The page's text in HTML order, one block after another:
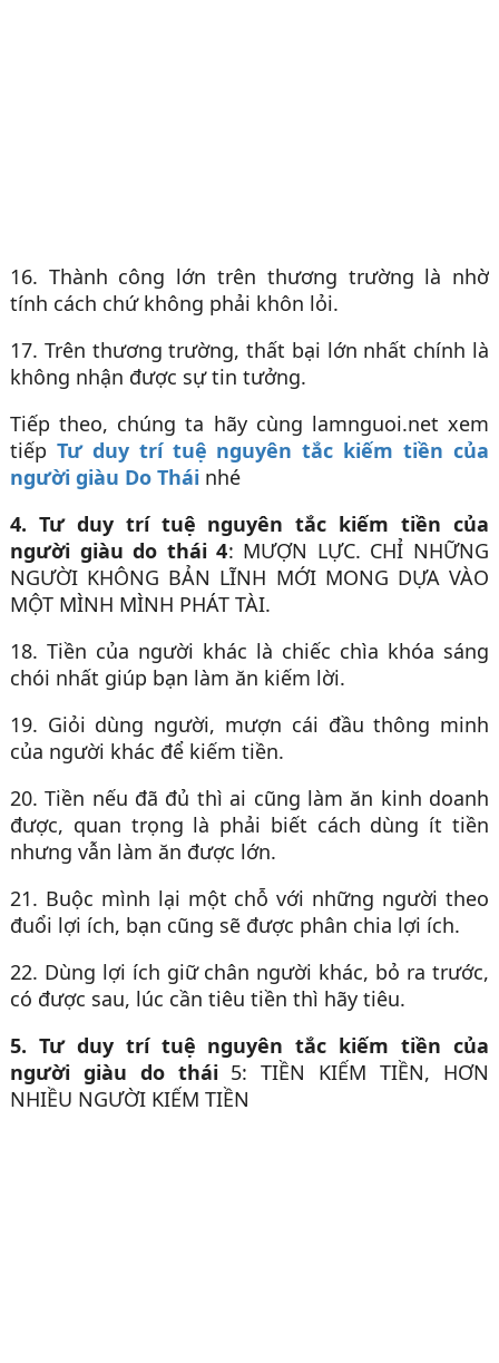
16. Thành công lớn trên thương trường là nhờ
tính cách chứ không phải khôn lỏi.
17. Trên thương trường, thất bại lớn nhất chính là
không nhận được sự tin tưởng.
Tiếp theo, chúng ta hãy cùng lamnguoi.net xem
tiếp Tư duy trí tuệ nguyên tắc kiếm tiền của
người giàu Do Thái nhé
4. Tư duy trí tuệ nguyên tắc kiếm tiền của
người giàu do thái 4: MƯỢN LỰC. CHỈ NHỮNG
NGƯỜI KHÔNG BẢN LĨNH MỚI MONG DỰA VÀO
MỘT MÌNH MÌNH PHÁT TÀI.
18. Tiền của người khác là chiếc chìa khóa sáng
chói nhất giúp bạn làm ăn kiếm lời.
19. Giỏi dùng người, mượn cái đầu thông minh
của người khác để kiếm tiền.
20. Tiền nếu đã đủ thì ai cũng làm ăn kinh doanh
được, quan trọng là phải biết cách dùng ít tiền
nhưng vẫn làm ăn được lớn.
21. Buộc mình lại một chỗ với những người theo
đuổi lợi ích, bạn cũng sẽ được phân chia lợi ích.
22. Dùng lợi ích giữ chân người khác, bỏ ra trước,
có được sau, lúc cần tiêu tiền thì hãy tiêu.
5. Tư duy trí tuệ nguyên tắc kiếm tiền của
người giàu do thái5: TIỀN KIẾM TIỀN, HƠN
NHIỀU NGƯỜI KIẾM TIỀN